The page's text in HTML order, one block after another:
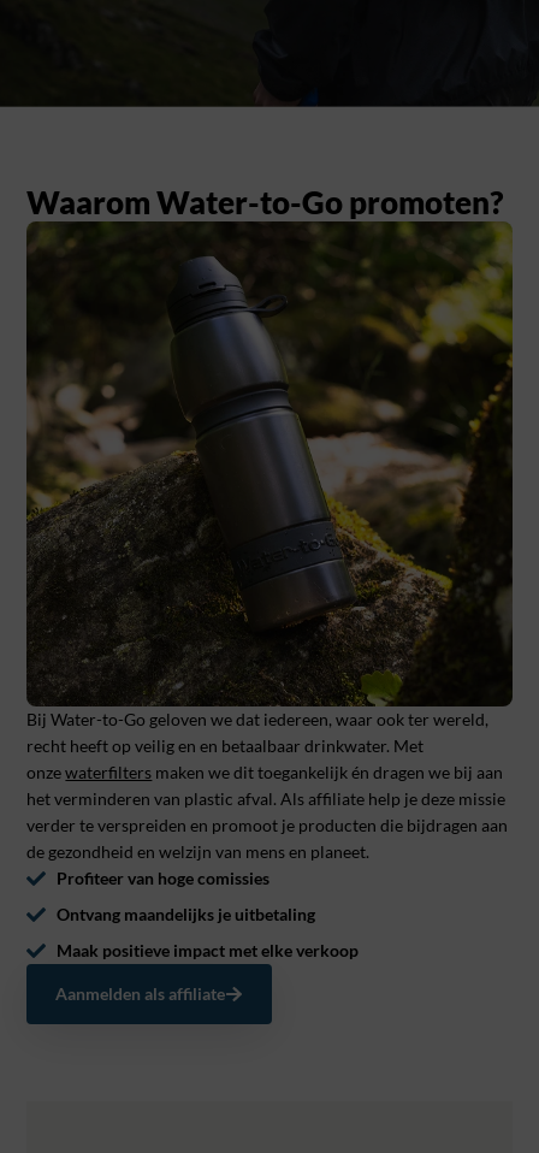
Waarom Water-to-Go promoten?
Bij Water-to-Go geloven we dat iedereen, waar ook ter wereld,
recht heeft op veilig en en betaalbaar drinkwater. Met
onzewaterfilters maken we dit toegankelijk én dragen we bij aan
het verminderen van plastic afval. Als affiliate help je deze missie
verder te verspreiden en promoot je producten die bijdragen aan
de gezondheid en welzijn van mens en planeet.
Profiteer van hoge comissies
Ontvang maandelijks je uitbetaling
Maak positieve impact met elke verkoop
Aanmelden als affiliate